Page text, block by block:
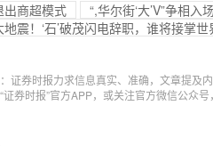
出商超模式
“,华尔街‘大’V”争相
地震！‘石’破茂闪电辞职，谁将接掌
证券时报力求信息真实、准确，文章提及
证券时报”官方APP，或关注官方微信公众